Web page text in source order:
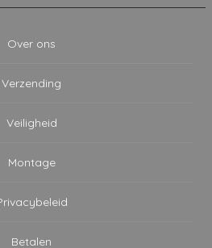
Over ons
Verzending
Veiligheid
Montage
Betalen